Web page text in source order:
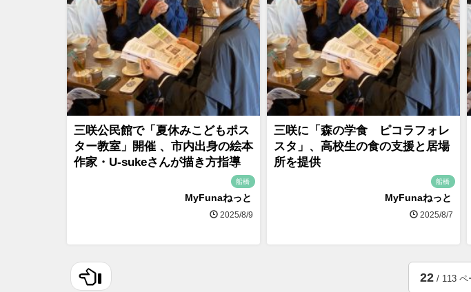
三咲公民館で「夏休みこどもポス
ター教室」開催 、市内出身の絵本
作家・U-sukeさんが描き方指導
船橋
MyFunaねっと
2025/8/9
三咲に「森の学食 ピコラフォレ
スタ」、高校生の食の支援と居場
所を提供
船橋
MyFunaねっと
2025/8/7
22/ 113 ペ